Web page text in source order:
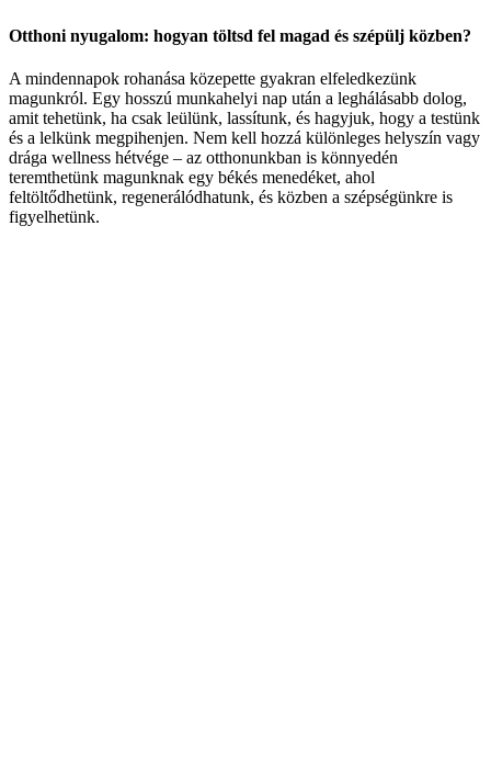
Otthoni nyugalom: hogyan töltsd fel magad és szépülj közben?
A mindennapok rohanása közepette gyakran elfeledkezünk
magunkról. Egy hosszú munkahelyi nap után a leghálásabb dolog,
amit tehetünk, ha csak leülünk, lassítunk, és hagyjuk, hogy a testünk
és a lelkünk megpihenjen. Nem kell hozzá különleges helyszín vagy
drága wellness hétvége – az otthonunkban is könnyedén
teremthetünk magunknak egy békés menedéket, ahol
feltöltődhetünk, regenerálódhatunk, és közben a szépségünkre is
figyelhetünk.